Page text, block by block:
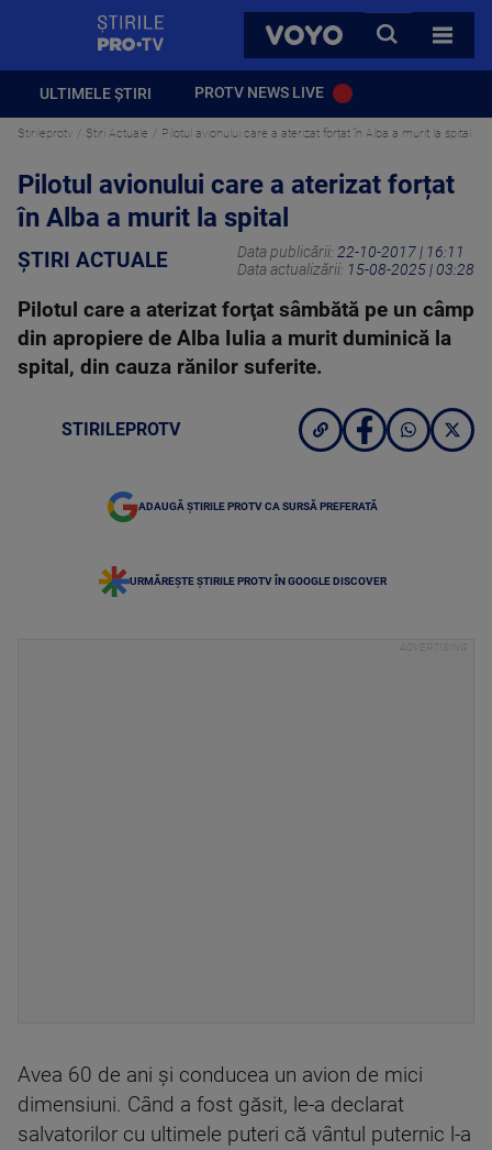
VOYO
CAUTA
TOATE
ULTIMELE ȘTIRI PROTV NEWS LIVE
Stirileprotv Știri Actuale Pilotul avionului care a aterizat forțat în Alba a murit la spital
Pilotul avionului care a aterizat forțat
în Alba a murit la spital
ȘTIRI ACTUALE Data publicării: 22-10-2017 | 16:11
Data actualizării: 15-08-2025 | 03:28
Pilotul care a aterizat forţat sâmbătă pe un câmp
din apropiere de Alba Iulia a murit duminică la
spital, din cauza rănilor suferite.
STIRILEPROTV
ADAUGĂ ȘTIRILE PROTV CA SURSĂ PREFERATĂ
URMĂREȘTE ȘTIRILE PROTV ÎN GOOGLE DISCOVER
Avea 60 de ani şi conducea un avion de mici
dimensiuni. Când a fost găsit, le-a declarat
salvatorilor cu ultimele puteri că vântul puternic l-a